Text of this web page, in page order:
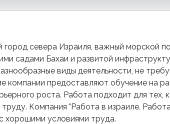
севера Израиля, важный морской
садами Бахаи и развитой
виды деятельности, не
компании предоставляют обучение на
роста. Работа подходит для тех,
Компания "Работа в израиле.
хорошими условиями труда.